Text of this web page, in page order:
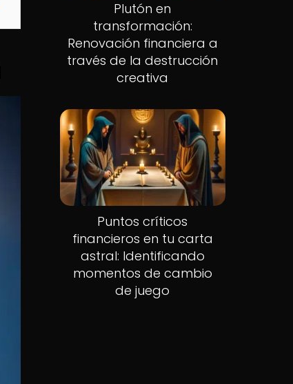
Plutón en
transformación:
Renovación financiera a
través de la destrucción
creativa
Puntos críticos
financieros en tu carta
astral: Identificando
momentos de cambio
de juego